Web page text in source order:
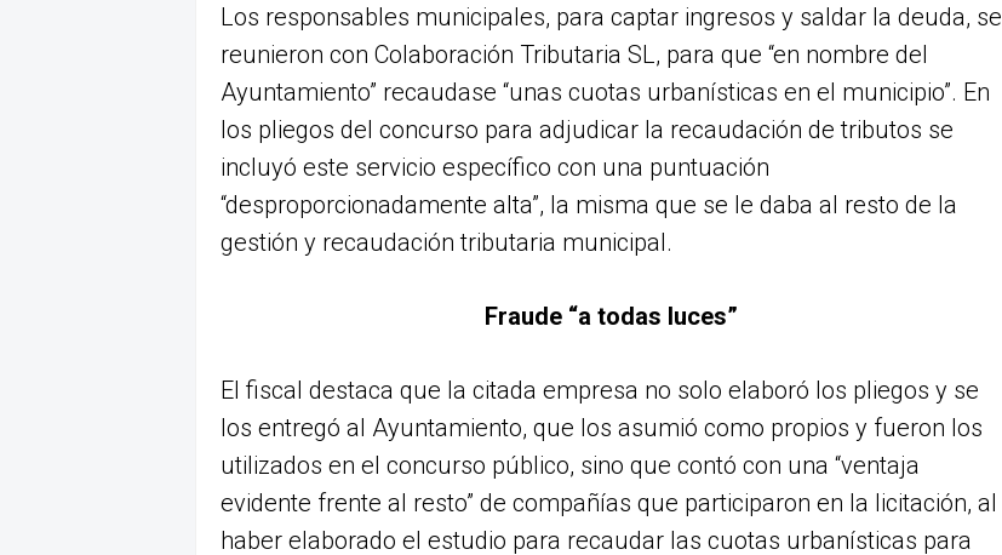
Los responsables municipales, para captar ingresos y saldar la deuda, se
reunieron con Colaboración Tributaria SL, para que “en nombre del
Ayuntamiento” recaudase “unas cuotas urbanísticas en el municipio”. En
los pliegos del concurso para adjudicar la recaudación de tributos se
incluyó este servicio específico con una puntuación
“desproporcionadamente alta”, la misma que se le daba al resto de la
gestión y recaudación tributaria municipal.
Fraude “a todas luces”
El fiscal destaca que la citada empresa no solo elaboró los pliegos y se
los entregó al Ayuntamiento, que los asumió como propios y fueron los
utilizados en el concurso público, sino que contó con una “ventaja
evidente frente al resto” de compañías que participaron en la licitación, al
haber elaborado el estudio para recaudar las cuotas urbanísticas para